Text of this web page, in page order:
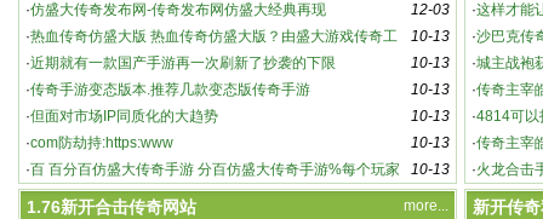
网，重温经典传奇
12-03
·仿盛大传奇发布网-传奇发布网仿盛大经典再现
10-13
·热血传奇仿盛大版 热血传奇仿盛大版？由盛大游戏传奇工
作室研发、腾讯代
10-13
·近期就有一款国产手游再一次刷新了抄袭的下限
10-13
·传奇手游变态版本.推荐几款变态版传奇手游
10-13
·但面对市场IP同质化的大趋势
10-13
·com防劫持:https:www
10-13
·百 百分百仿盛大传奇手游 分百仿盛大传奇手游%每个玩家
都能
·这样才能
·沙巴克传
·城主战袍
动详解
·传奇主宰
·4814可
021 官方
·传奇主宰
奇主
·火龙合击
游 都
more...
1.76新开合击传奇网站 新开传